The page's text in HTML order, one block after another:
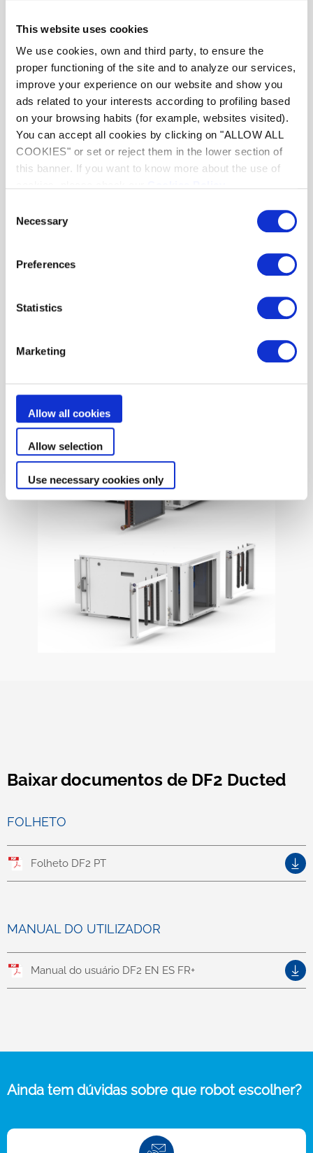
This website uses cookies
We use cookies, own and third party, to ensure the
proper functioning of the site and to analyze our services,
improve your experience on our website and show you
ads related to your interests according to profiling based
on your browsing habits (for example, websites visited).
You can accept all cookies by clicking on "ALLOW ALL
COOKIES" or set or reject them in the lower section of
this banner. If you want to know more about the use of
Selection
Necessary
Preferences
Statistics
Marketing
Allow all cookies
Allow selection
Use necessary cookies only
(aquecimento elétrico ou bateria
de água quente)
Disponível 2 opções de aquecimento do ar: aquecimento
sua piscina de interior oferece-lhe um controlo adicional do
nível da humidade e mais conforto. O desumidificador capta
o ar húmido e expele ar quente e seco. Esta funcionalidade
opcional está disponível com uma resistência elétrica ou uma
fonte de aquecimento geotérmico ou solar).
Baixar documentos de DF2 Ducted
FOLHETO
Folheto DF2 PT
MANUAL DO UTILIZADOR
Manual do usuário DF2 EN ES FR+
Ainda tem dúvidas sobre que robot escolher?